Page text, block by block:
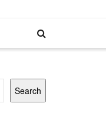
Search